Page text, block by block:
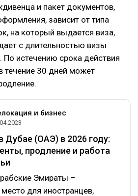
и пакет документов,
зависит от типа
на который выдается виза,
с длительностью визы
По истечению срока действия
течение 30 дней может
и бизнес
Дубае (ОАЭ) в 2026 году:
продление и работа
Эмираты –
для иностранцев,